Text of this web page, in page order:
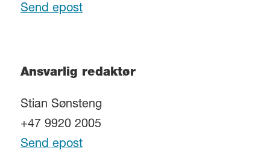
Send epost
Ansvarlig redaktør
Stian Sønsteng
+47 9920 2005
Send epost